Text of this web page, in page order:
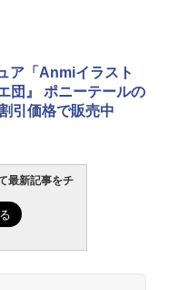
ア「Anmiイラスト
団』 ポニーテールの
引価格で販売中
最新記事をチ